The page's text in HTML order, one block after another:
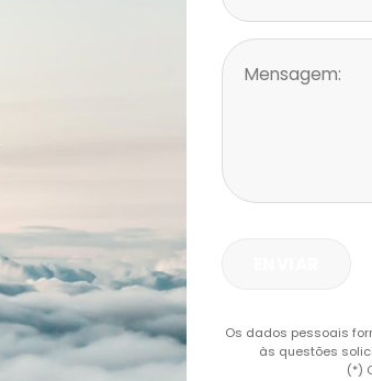
Os dados pessoais
às questões
(*)